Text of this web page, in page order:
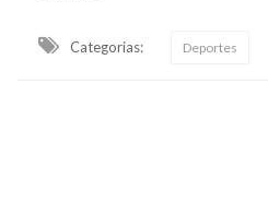
Categorias: Deportes